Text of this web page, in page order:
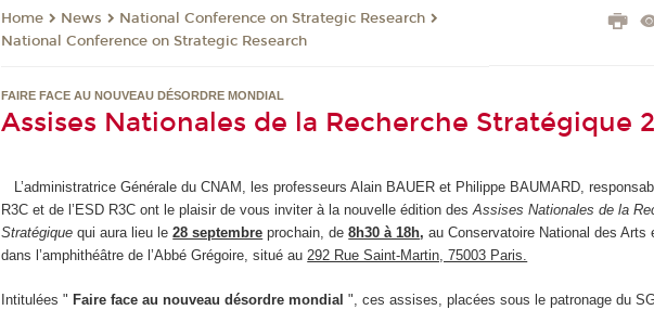
Home News
National Conference on Strategic Research
National Conference on Strategic Research
FAIRE FACE AU NOUVEAU DÉSORDRE MONDIAL
Assises Nationales de la Recherche Stratégique
L’administratrice Générale du CNAM, les professeurs Alain BAUER et Philippe BAUMARD,
R3C et de l’ESD R3C ont le plaisir de vous inviter à la nouvelle édition desAssises Nationales de la
Stratégiquequi aura lieu le28 septembre prochain, de8h30 à 18h, au Conservatoire National des Arts
dans l’amphithéâtre de l’Abbé Grégoire, situé au292 Rue Saint-Martin, 75003 Paris.
Intitulées " Faire face au nouveau désordre mondial", ces assises, placées sous le patronage du